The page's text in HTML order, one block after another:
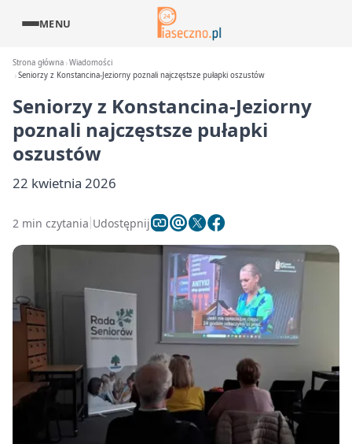
MENU
Strona główna Wiadomości
Seniorzy z Konstancina-Jeziorny poznali najczęstsze pułapki oszustów
Seniorzy z Konstancina-Jeziorny
poznali najczęstsze pułapki
oszustów
22 kwietnia 2026
2 min czytania Udostępnij